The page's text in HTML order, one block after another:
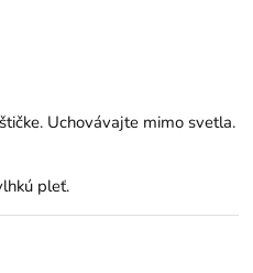
Uchovávajte mimo svetla.
pleť.